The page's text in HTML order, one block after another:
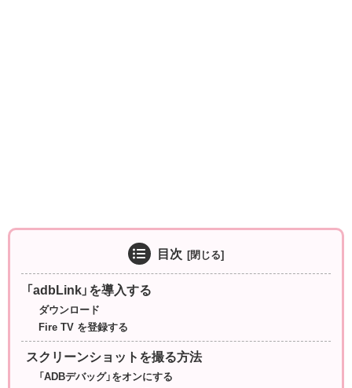
目次
「adbLink」を導入する
ダウンロード
Fire TV を登録する
スクリーンショットを撮る方法
「ADBデバッグ」をオンにする